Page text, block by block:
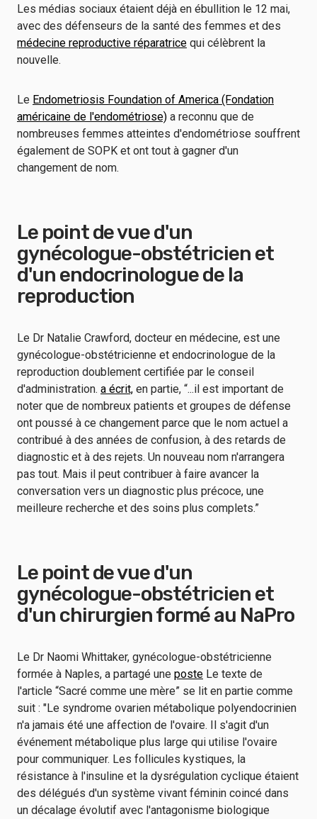
Les médias sociaux étaient déjà en ébullition le 12 mai,
avec des défenseurs de la santé des femmes et des
médecine reproductive réparatrice qui célèbrent la
nouvelle.
Le Endometriosis Foundation of America (Fondation
américaine de l'endométriose) a reconnu que de
nombreuses femmes atteintes d'endométriose souffrent
également de SOPK et ont tout à gagner d'un
changement de nom.
Le point de vue d'un
gynécologue-obstétricien et
d'un endocrinologue de la
reproduction
Le Dr Natalie Crawford, docteur en médecine, est une
gynécologue-obstétricienne et endocrinologue de la
reproduction doublement certifiée par le conseil
d'administration. a écrit, en partie, “...il est important de
noter que de nombreux patients et groupes de défense
ont poussé à ce changement parce que le nom actuel a
contribué à des années de confusion, à des retards de
diagnostic et à des rejets. Un nouveau nom n'arrangera
pas tout. Mais il peut contribuer à faire avancer la
conversation vers un diagnostic plus précoce, une
meilleure recherche et des soins plus complets.”
Le point de vue d'un
gynécologue-obstétricien et
d'un chirurgien formé au NaPro
Le Dr Naomi Whittaker, gynécologue-obstétricienne
formée à Naples, a partagé une poste Le texte de
l'article “Sacré comme une mère” se lit en partie comme
suit : "Le syndrome ovarien métabolique polyendocrinien
n'a jamais été une affection de l'ovaire. Il s'agit d'un
événement métabolique plus large qui utilise l'ovaire
pour communiquer. Les follicules kystiques, la
résistance à l'insuline et la dysrégulation cyclique étaient
des délégués d'un système vivant féminin coincé dans
un décalage évolutif avec l'antagonisme biologique